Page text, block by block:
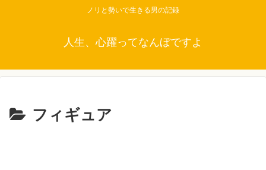
ノリと勢いで生きる男の記録
人生、心躍ってなんぼですよ
フィギュア